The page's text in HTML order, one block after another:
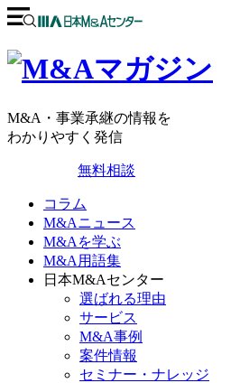
M&A・事業承継の情報を
わかりやすく発信
無料相談
コラム
M&Aニュース
M&Aを学ぶ
M&A用語集
日本M&Aセンター
選ばれる理由
サービス
M&A事例
案件情報
セミナー・ナレッジ